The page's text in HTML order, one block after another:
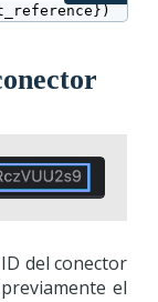
del conector
el